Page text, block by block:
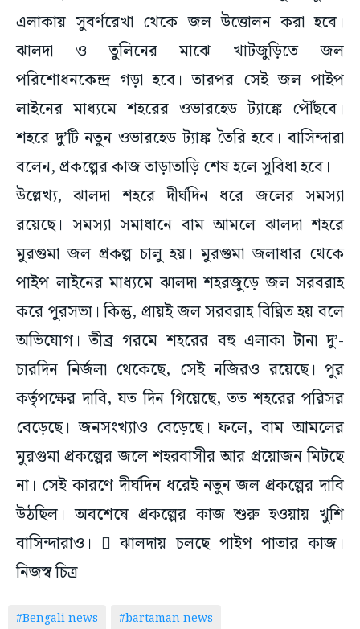
এলাকায় সুবর্ণরেখা থেকে জল উত্তোলন করা হবে।
ঝালদা ও তুলিনের মাঝে খাটজুড়িতে জল
পরিশোধনকেন্দ্র গড়া হবে। তারপর সেই জল পাইপ
লাইনের মাধ্যমে শহরের ওভারহেড ট্যাঙ্কে পৌঁছবে।
শহরে দু’টি নতুন ওভারহেড ট্যাঙ্ক তৈরি হবে। বাসিন্দারা
বলেন, প্রকল্পের কাজ তাড়াতাড়ি শেষ হলে সুবিধা হবে।
উল্লেখ্য, ঝালদা শহরে দীর্ঘদিন ধরে জলের সমস্যা
রয়েছে। সমস্যা সমাধানে বাম আমলে ঝালদা শহরে
মুরগুমা জল প্রকল্প চালু হয়। মুরগুমা জলাধার থেকে
পাইপ লাইনের মাধ্যমে ঝালদা শহরজুড়ে জল সরবরাহ
করে পুরসভা। কিন্তু, প্রায়ই জল সরবরাহ বিঘ্নিত হয় বলে
অভিযোগ। তীব্র গরমে শহরের বহু এলাকা টানা দু’-
চারদিন নির্জলা থেকেছে, সেই নজিরও রয়েছে। পুর
কর্তৃপক্ষের দাবি, যত দিন গিয়েছে, তত শহরের পরিসর
বেড়েছে। জনসংখ্যাও বেড়েছে। ফলে, বাম আমলের
মুরগুমা প্রকল্পের জলে শহরবাসীর আর প্রয়োজন মিটছে
না। সেই কারণে দীর্ঘদিন ধরেই নতুন জল প্রকল্পের দাবি
উঠছিল। অবশেষে প্রকল্পের কাজ শুরু হওয়ায় খুশি
বাসিন্দারাও।  ঝালদায় চলছে পাইপ পাতার কাজ।
নিজস্ব চিত্র
#Bengali news #bartaman news